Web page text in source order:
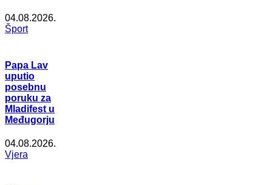
04.08.2026.
Šport
Papa Lav
uputio
posebnu
poruku za
Mladifest u
Međugorju
04.08.2026.
Vjera